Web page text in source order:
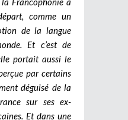
comme un
de la langue
Et c’est de
portait aussi le
par certains
déguisé de la
sur ses ex-
Et dans une